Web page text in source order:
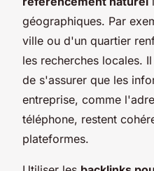
géographiques. Par
ville ou d'un quartier
les recherches locales.
de s'assurer que les
entreprise, comme
téléphone, restent
plateformes.